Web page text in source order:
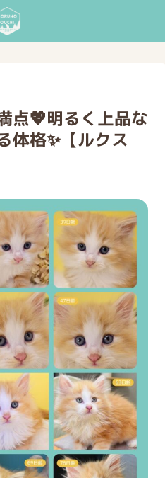
点💖明るく上品な
体格✨【ルクス